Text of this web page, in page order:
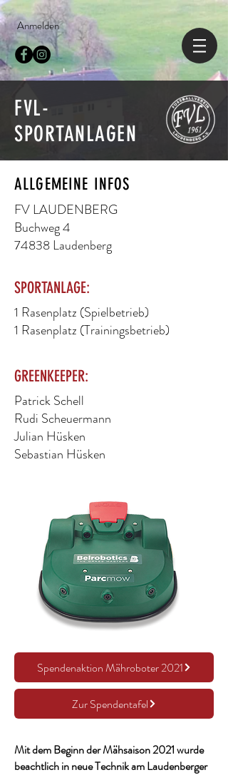
Anmelden
FVL-
SPORTANLAGEN
ALLGEMEINE INFOS
FV LAUDENBERG
Buchweg 4
74838 Laudenberg
SPORTANLAGE:
1 Rasenplatz (Spielbetrieb)
1 Rasenplatz (Trainingsbetrieb)
GREENKEEPER:
Patrick Schell
Rudi Scheuermann
Julian Hüsken
Sebastian Hüsken
Spendenaktion Mähroboter 2021
Zur Spendentafel
Mit dem Beginn der Mähsaison 2021 wurde
beachtlich in neue Technik am Laudenberger